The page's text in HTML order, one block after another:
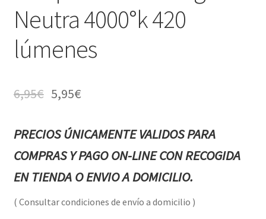
Neutra 4000°k 420
lúmenes
6,95€ 5,95€
PRECIOS ÚNICAMENTE VALIDOS PARA
COMPRAS Y PAGO ON-LINE CON RECOGIDA
EN TIENDA O ENVIO A DOMICILIO.
( Consultar condiciones de envío a domicilio )